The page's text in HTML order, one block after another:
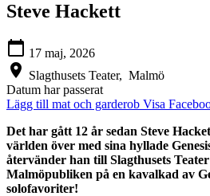
Steve Hackett
calendar_today 17 maj, 2026
location_on Slagthusets Teater, Malmö
Datum har passerat
Lägg till mat och garderob Visa
Det har gått 12 år sedan Steve
världen över med sina hyllade
återvänder han till Slagthusets
Malmöpubliken på en kavalkad av
solofavoriter!